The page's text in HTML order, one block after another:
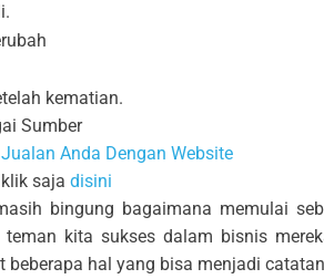
kematian.
Sumber
Anda Dengan Website
saja disini
bingung bagaimana memulai
kita sukses dalam bisnis
beberapa hal yang bisa menjadi